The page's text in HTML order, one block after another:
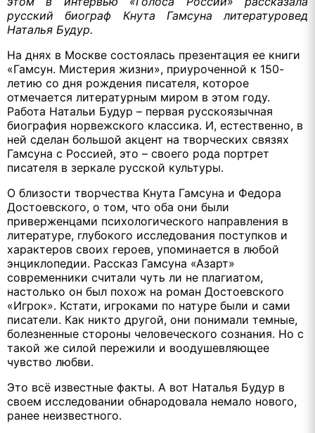
русский биограф Кнута Гамсуна литературовед
Наталья Будур.
На днях в Москве состоялась презентация ее книги
«Гамсун. Мистерия жизни», приуроченной к 150-
летию со дня рождения писателя, которое
отмечается литературным миром в этом году.
Работа Натальи Будур – первая русскоязычная
биография норвежского классика. И, естественно, в
ней сделан большой акцент на творческих связях
Гамсуна с Россией, это – своего рода портрет
писателя в зеркале русской культуры.
О близости творчества Кнута Гамсуна и Федора
Достоевского, о том, что оба они были
приверженцами психологического направления в
литературе, глубокого исследования поступков и
характеров своих героев, упоминается в любой
энциклопедии. Рассказ Гамсуна «Азарт»
современники считали чуть ли не плагиатом,
настолько он был похож на роман Достоевского
«Игрок». Кстати, игроками по натуре были и сами
писатели. Как никто другой, они понимали темные,
болезненные стороны человеческого сознания. Но с
такой же силой пережили и воодушевляющее
чувство любви.
Это всё известные факты. А вот Наталья Будур в
своем исследовании обнародовала немало нового,
ранее неизвестного.